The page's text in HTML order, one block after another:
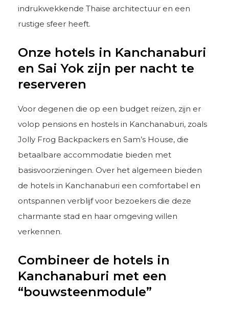
indrukwekkende Thaise architectuur en een
rustige sfeer heeft.
Onze hotels in Kanchanaburi
en Sai Yok zijn per nacht te
reserveren
Voor degenen die op een budget reizen, zijn er
volop pensions en hostels in Kanchanaburi, zoals
Jolly Frog Backpackers en Sam’s House, die
betaalbare accommodatie bieden met
basisvoorzieningen. Over het algemeen bieden
de hotels in Kanchanaburi een comfortabel en
ontspannen verblijf voor bezoekers die deze
charmante stad en haar omgeving willen
verkennen.
Combineer de hotels in
Kanchanaburi met een
“bouwsteenmodule”